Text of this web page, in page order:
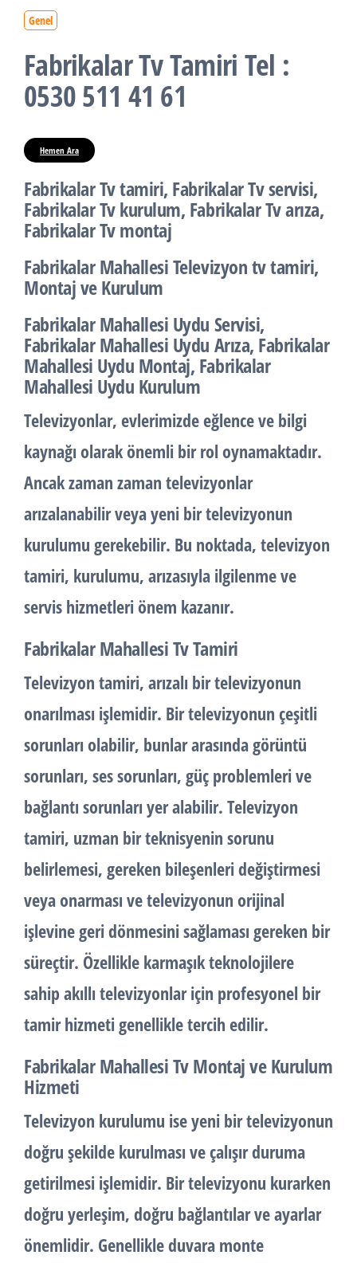
Genel
Fabrikalar Tv Tamiri Tel :
0530 511 41 61
Hemen Ara
Fabrikalar Tv tamiri, Fabrikalar Tv servisi,
Fabrikalar Tv kurulum, Fabrikalar Tv arıza,
Fabrikalar Tv montaj
Fabrikalar Mahallesi Televizyon tv tamiri,
Montaj ve Kurulum
Fabrikalar Mahallesi Uydu Servisi,
Fabrikalar Mahallesi Uydu Arıza, Fabrikalar
Mahallesi Uydu Montaj, Fabrikalar
Mahallesi Uydu Kurulum
Televizyonlar, evlerimizde eğlence ve bilgi
kaynağı olarak önemli bir rol oynamaktadır.
Ancak zaman zaman televizyonlar
arızalanabilir veya yeni bir televizyonun
kurulumu gerekebilir. Bu noktada, televizyon
tamiri, kurulumu, arızasıyla ilgilenme ve
servis hizmetleri önem kazanır.
Fabrikalar Mahallesi Tv Tamiri
Televizyon tamiri, arızalı bir televizyonun
onarılması işlemidir. Bir televizyonun çeşitli
sorunları olabilir, bunlar arasında görüntü
sorunları, ses sorunları, güç problemleri ve
bağlantı sorunları yer alabilir. Televizyon
tamiri, uzman bir teknisyenin sorunu
belirlemesi, gereken bileşenleri değiştirmesi
veya onarması ve televizyonun orijinal
işlevine geri dönmesini sağlaması gereken bir
süreçtir. Özellikle karmaşık teknolojilere
sahip akıllı televizyonlar için profesyonel bir
tamir hizmeti genellikle tercih edilir.
Fabrikalar Mahallesi Tv Montaj ve Kurulum
Hizmeti
Televizyon kurulumu ise yeni bir televizyonun
doğru şekilde kurulması ve çalışır duruma
getirilmesi işlemidir. Bir televizyonu kurarken
doğru yerleşim, doğru bağlantılar ve ayarlar
önemlidir. Genellikle duvara monte